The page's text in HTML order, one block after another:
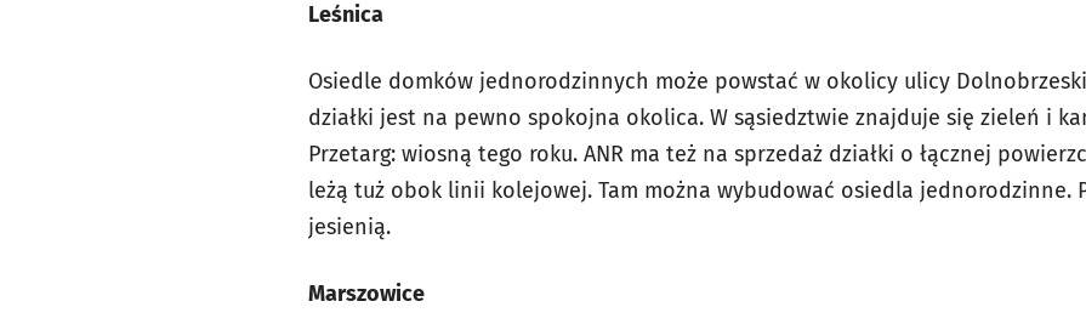
Leśnica
Osiedle domków jednorodzinnych może powstać w okolicy ulicy
działki jest na pewno spokojna okolica. W sąsiedztwie znajduje się zieleń i
Przetarg: wiosną tego roku. ANR ma też na sprzedaż działki o łącznej
leżą tuż obok linii kolejowej. Tam można wybudować osiedla jednorodzinne.
jesienią.
Marszowice